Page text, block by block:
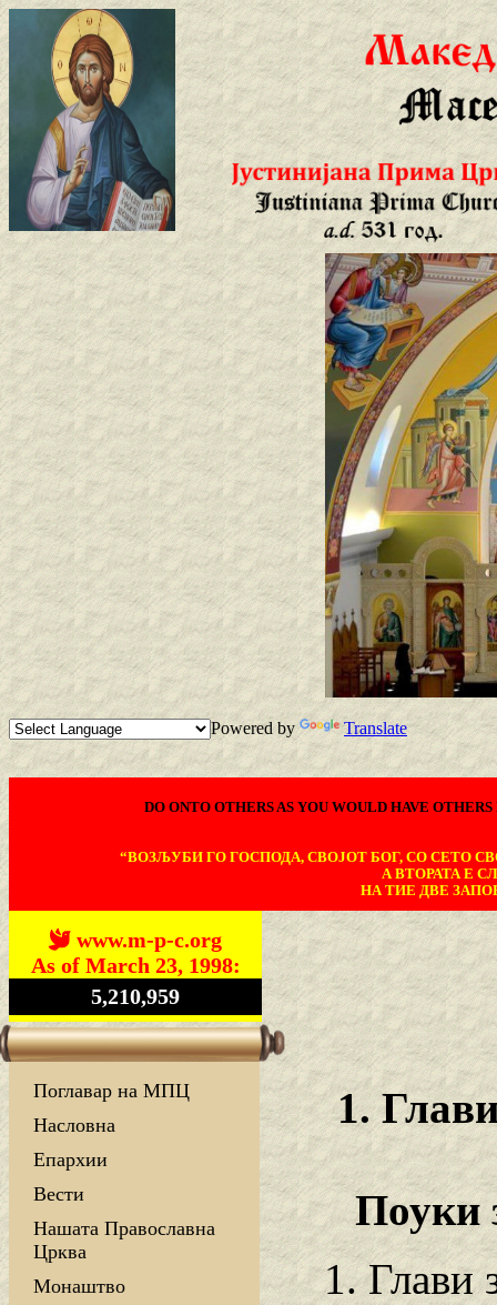
Powered by Translate
DO ONTO OTHERS AS YOU WOULD HAVE
“ВОЗЉУБИ ГО ГОСПОДА, СВОЈОТ БОГ, СО СЕТО
А ВТОРАТА Е
НА ТИЕ ДВЕ
www.m-p-c.org
As of March 23, 1998:
5,210,959
Поглавар на МПЦ
Насловна
Епархии
Вести
Нашата Православна
Црква
Монаштво
1.
Поуки
1. Глави